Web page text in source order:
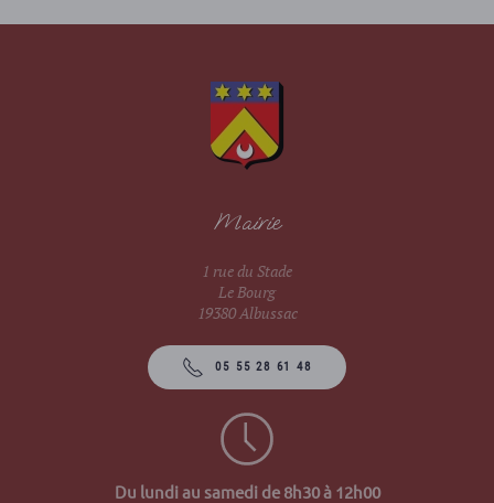
Mairie
1 rue du Stade
Le Bourg
19380 Albussac
05 55 28 61 48
Du lundi au samedi de 8h30 à 12h00